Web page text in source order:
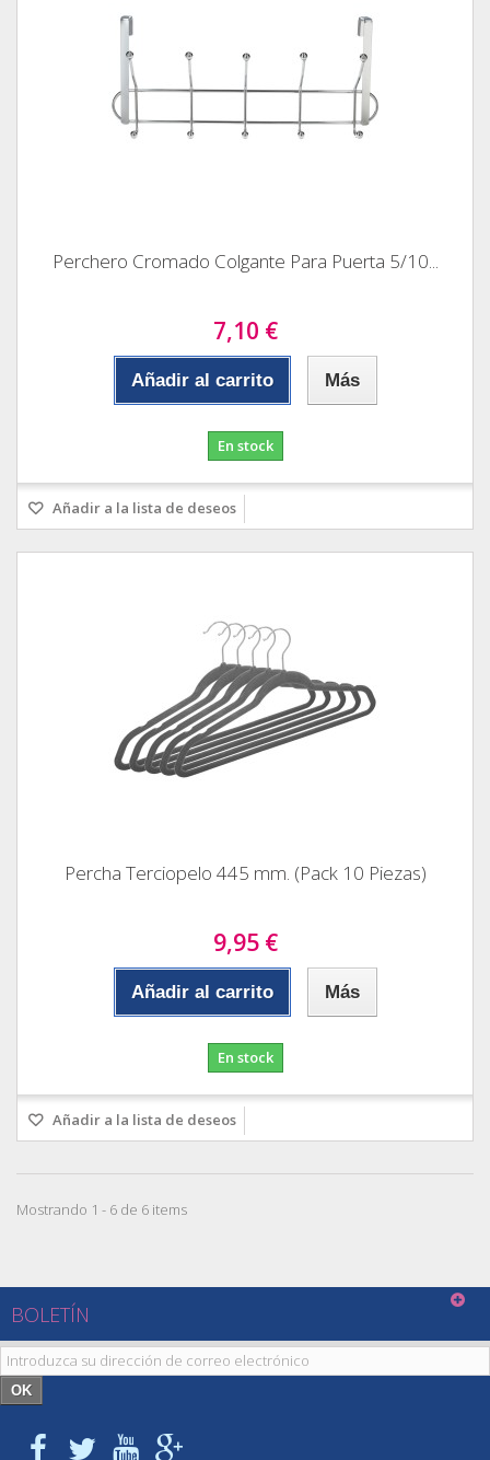
Perchero Cromado Colgante Para Puerta 5/10...
7,10 €
Añadir al carrito Más
En stock
Añadir a la lista de deseos
Percha Terciopelo 445 mm. (Pack 10 Piezas)
9,95 €
Añadir al carrito Más
En stock
Añadir a la lista de deseos
Mostrando 1 - 6 de 6 items
BOLETÍN
OK